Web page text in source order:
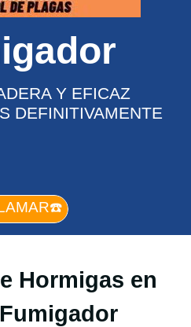
Y EFICAZ
DEFINITIVAMENTE
Hormigas en